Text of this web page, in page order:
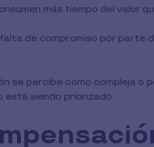
más tiempo del valor
de compromiso por parte
se percibe como compleja o
está siendo priorizado.